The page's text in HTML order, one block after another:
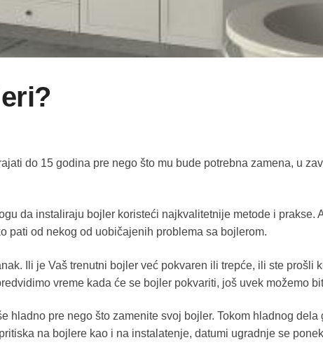
do 15 godina pre nego što mu bude potrebna zamena, u
da instaliraju bojler koristeći najkvalitetnije metode i prakse.
pati od nekog od uobičajenih problema sa bojlerom.
Ili je Vaš trenutni bojler već pokvaren ili trepće, ili ste prošli
vreme kada će se bojler pokvariti, još uvek možemo
hladno pre nego što zamenite svoj bojler. Tokom hladnog
na bojlere kao i na instalatenje, datumi ugradnje se